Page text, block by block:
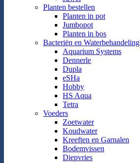
Planten bestellen
Planten in pot
Jumbopot
Planten in bos
Bacteriën en Waterbehandeling
Aquarium Systems
Dennerle
Dupla
eSHa
Hobby
HS Aqua
Tetra
Voeders
Zoetwater
Koudwater
Kreeften en Garnalen
Bodemvissen
Diepvries